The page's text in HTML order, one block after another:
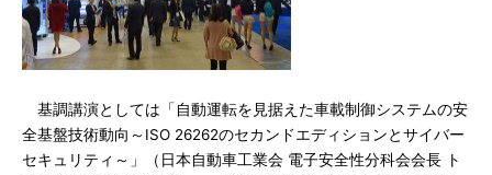
基調講演としては「自動運転を見据えた車載制御システムの安
全基盤技術動向～ISO 26262のセカンドエディションとサイバー
セキュリティ～」（日本自動車工業会 電子安全性分科会会長 ト